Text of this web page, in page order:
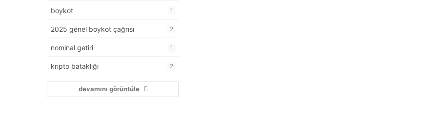
boykot 1
2025 genel boykot çağrısı 2
nominal getiri 1
kripto bataklığı 2
devamını görüntüle